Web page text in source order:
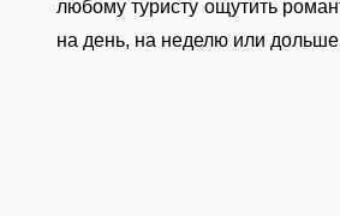
любому туристу ощутить
на день, на неделю или